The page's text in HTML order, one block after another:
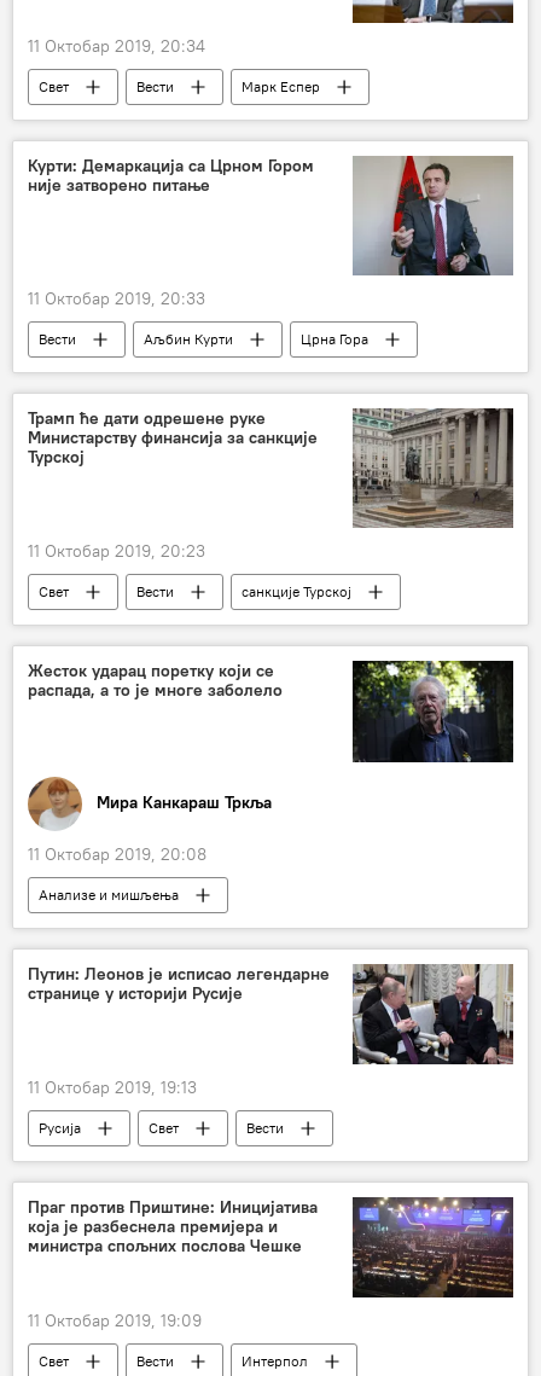
11 Октобар 2019, 20:34
Свет Вести
Марк Еспер
Пентагон
војна операција у Сирији
Турска војна операција „Извор мира“ у Сирији
Курти: Демаркација са Црном Гором
није затворено питање
11 Октобар 2019, 20:33
Вести Аљбин Курти
Црна Гора
демаркација
Трамп ће дати одрешене руке
Министарству финансија за санкције
Турској
11 Октобар 2019, 20:23
Свет Вести
санкције Турској
војна операција у Сирији
Доналд Трамп
Жесток ударац поретку који се
распада, а то је многе заболело
Мира Канкараш Тркља
11 Октобар 2019, 20:08
Анализе и мишљења
Коментари и Аналитика
Нобелова награда за књижевност
Петер Хандке
Путин: Леонов је исписао легендарне
странице у историји Русије
11 Октобар 2019, 19:13
Русија Свет
Вести
Владимир Путин
Алексеј Леонов
Праг против Приштине: Иницијатива
која је разбеснела премијера и
министра спољних послова Чешке
11 Октобар 2019, 19:09
Свет Вести
Интерпол